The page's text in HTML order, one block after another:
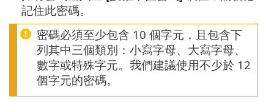
記住此密碼。
密碼必須至少包含 10 個字元，且包含下
列其中三個類別：小寫字母、大寫字母、
數字或特殊字元。我們建議使用不少於 12
個字元的密碼。